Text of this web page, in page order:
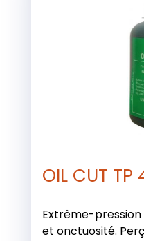
OIL CUT TP
Extrême-pression
et onctuosité.